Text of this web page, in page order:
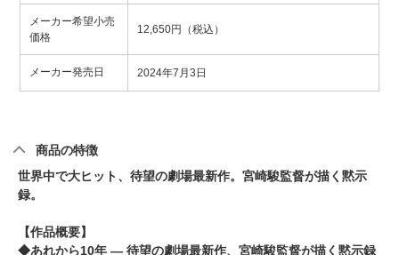
メーカー希望小売
価格
12,650円（税込）
メーカー発売日 2024年7月3日
商品の特徴
世界中で大ヒット、待望の劇場最新作。宮崎駿監督が描く黙示
録。
【作品概要】
◆あれから10年 ― 待望の劇場最新作、宮崎駿監督が描く黙示録